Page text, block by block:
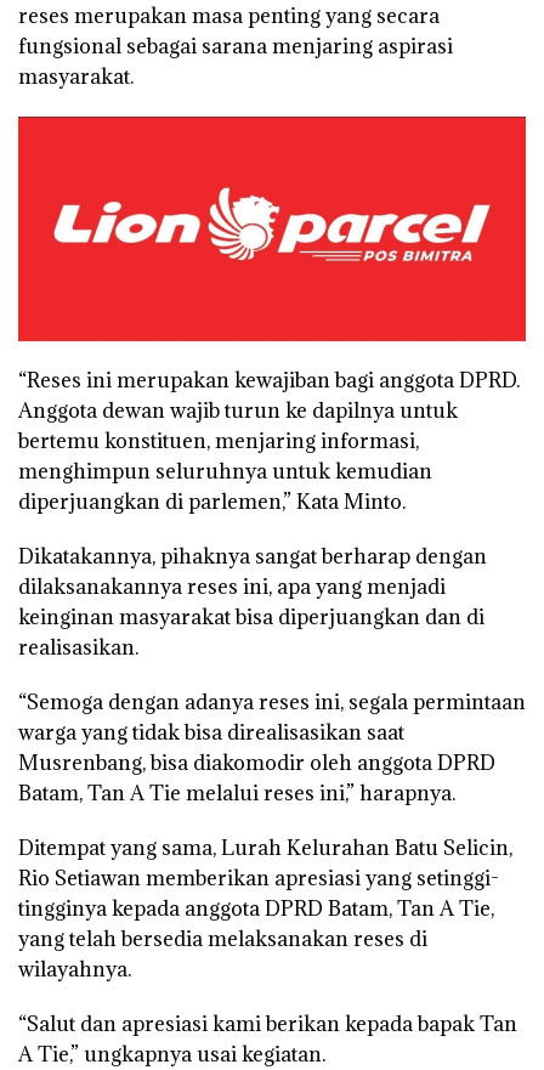
reses merupakan masa penting yang secara
fungsional sebagai sarana menjaring aspirasi
masyarakat.
“Reses ini merupakan kewajiban bagi anggota DPRD.
Anggota dewan wajib turun ke dapilnya untuk
bertemu konstituen, menjaring informasi,
menghimpun seluruhnya untuk kemudian
diperjuangkan di parlemen,” Kata Minto.
Dikatakannya, pihaknya sangat berharap dengan
dilaksanakannya reses ini, apa yang menjadi
keinginan masyarakat bisa diperjuangkan dan di
realisasikan.
“Semoga dengan adanya reses ini, segala permintaan
warga yang tidak bisa direalisasikan saat
Musrenbang, bisa diakomodir oleh anggota DPRD
Batam, Tan A Tie melalui reses ini,” harapnya.
Ditempat yang sama, Lurah Kelurahan Batu Selicin,
Rio Setiawan memberikan apresiasi yang setinggi-
tingginya kepada anggota DPRD Batam, Tan A Tie,
yang telah bersedia melaksanakan reses di
wilayahnya.
“Salut dan apresiasi kami berikan kepada bapak Tan
A Tie,” ungkapnya usai kegiatan.